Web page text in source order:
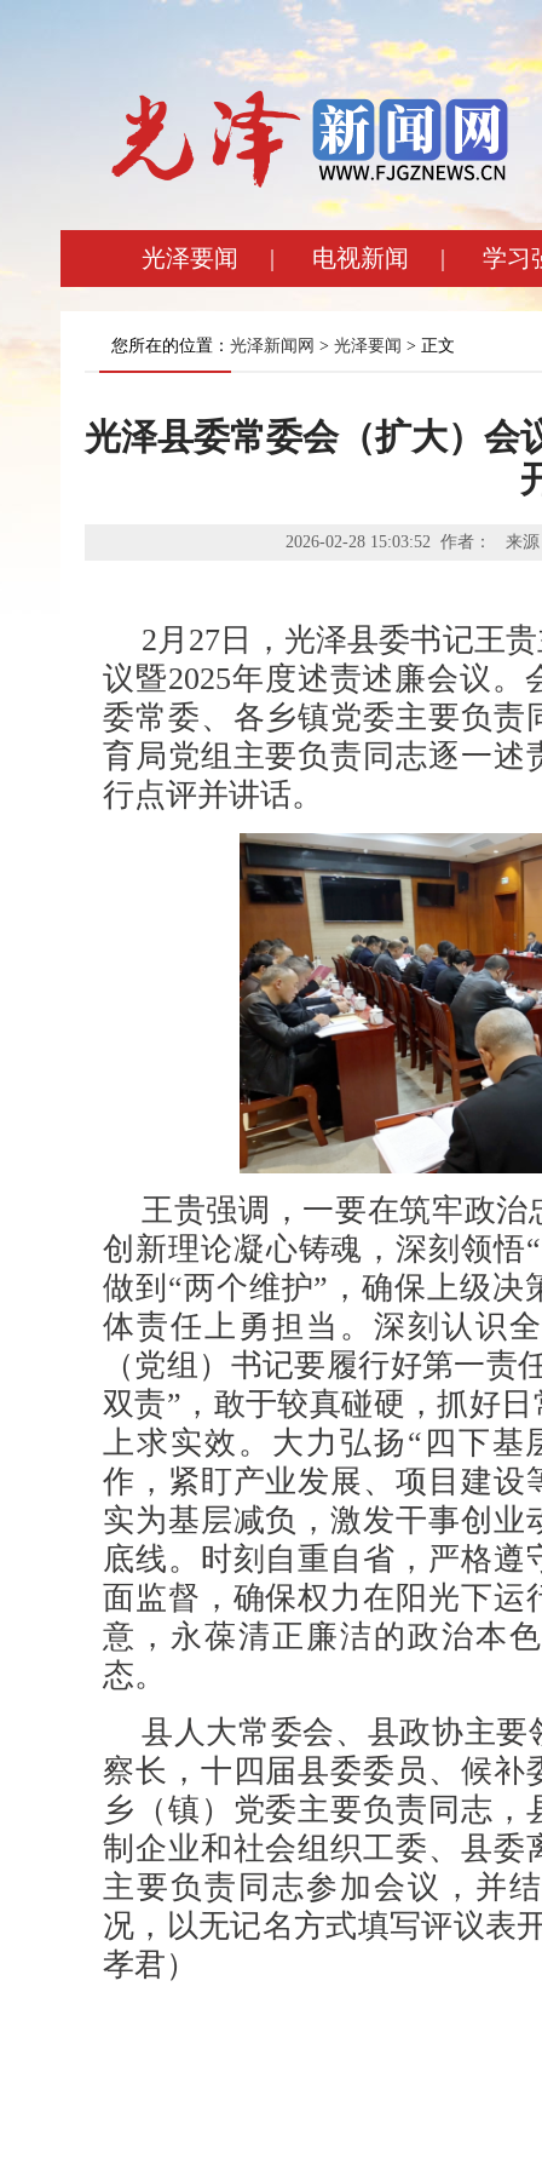
光泽要闻 | 电视新闻 | 学习
您所在的位置： 光泽新闻网 > 光泽要闻 > 正文
光泽县委常委会（扩大）会
2026-02-28 15:03:52 作者： 来
2月27日，光泽县委书记王
议暨2025年度述责述廉会议
委常委、各乡镇党委主要负责
育局党组主要负责同志逐一述
行点评并讲话。
王贵强调，一要在筑牢政
创新理论凝心铸魂，深刻领悟
做到“两个维护”，确保上级
体责任上勇担当。深刻认识
（党组）书记要履行好第一责
双责”，敢于较真碰硬，抓好
上求实效。大力弘扬“四下基
作，紧盯产业发展、项目建设
实为基层减负，激发干事创
底线。时刻自重自省，严格
面监督，确保权力在阳光下运
意，永葆清正廉洁的政治本
态。
县人大常委会、县政协主
察长，十四届县委委员、候补
乡（镇）党委主要负责同志
制企业和社会组织工委、县委
主要负责同志参加会议，并
况，以无记名方式填写评议表
孝君）